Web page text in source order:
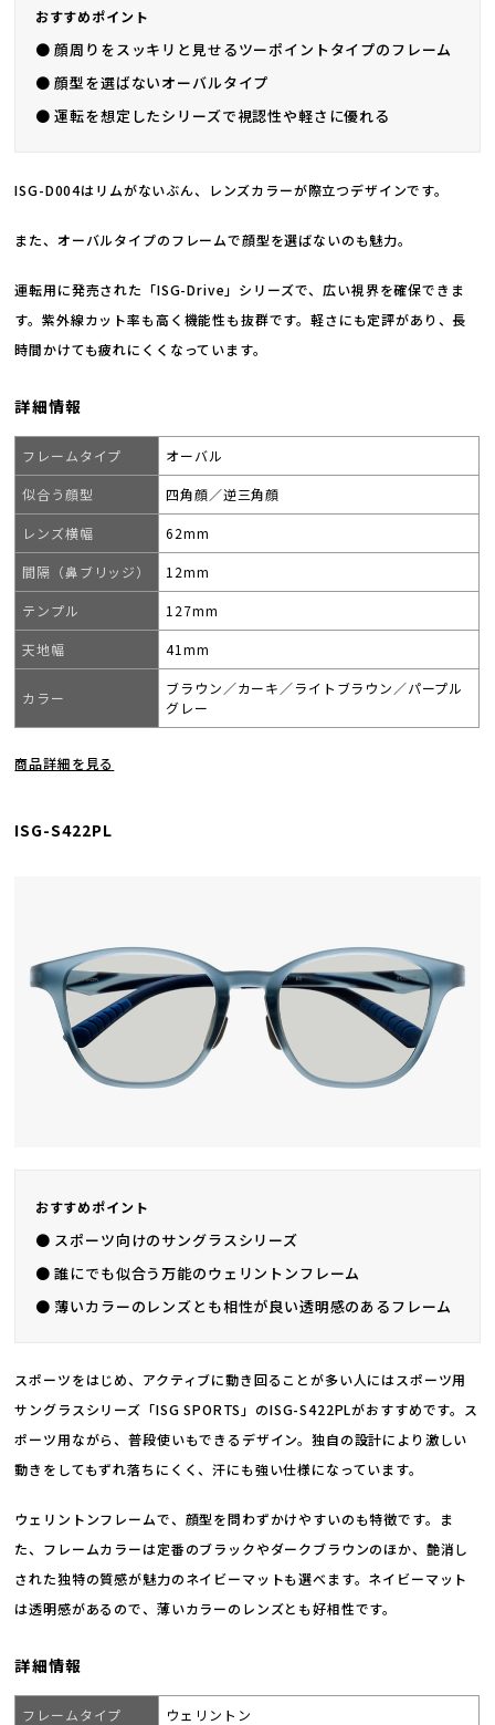
おすすめポイント
● 顔周りをスッキリと見せるツーポイントタイプのフレーム
● 顔型を選ばないオーバルタイプ
● 運転を想定したシリーズで視認性や軽さに優れる
ISG-D004はリムがないぶん、レンズカラーが際立つデザインです。
また、オーバルタイプのフレームで顔型を選ばないのも魅力。
運転用に発売された「ISG-Drive」シリーズで、広い視界を確保できま
す。紫外線カット率も高く機能性も抜群です。軽さにも定評があり、長
時間かけても疲れにくくなっています。
詳細情報
フレームタイプ オーバル
似合う顔型 四角顔／逆三角顔
レンズ横幅 62mm
間隔（鼻ブリッジ） 12mm
テンプル 127mm
天地幅 41mm
カラー
ブラウン／カーキ／ライトブラウン／パープル
グレー
商品詳細を見る
ISG-S422PL
おすすめポイント
● スポーツ向けのサングラスシリーズ
● 誰にでも似合う万能のウェリントンフレーム
● 薄いカラーのレンズとも相性が良い透明感のあるフレーム
スポーツをはじめ、アクティブに動き回ることが多い人にはスポーツ用
サングラスシリーズ「ISG SPORTS」のISG-S422PLがおすすめです。ス
ポーツ用ながら、普段使いもできるデザイン。独自の設計により激しい
動きをしてもずれ落ちにくく、汗にも強い仕様になっています。
ウェリントンフレームで、顔型を問わずかけやすいのも特徴です。ま
た、フレームカラーは定番のブラックやダークブラウンのほか、艶消し
された独特の質感が魅力のネイビーマットも選べます。ネイビーマット
は透明感があるので、薄いカラーのレンズとも好相性です。
詳細情報
フレームタイプ ウェリントン